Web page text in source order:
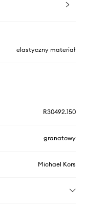
elastyczny materiał
R30492.150
granatowy
Michael Kors